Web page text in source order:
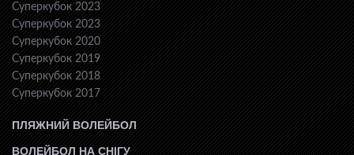
Суперкубок 2023
Суперкубок 2023
Суперкубок 2020
Суперкубок 2019
Суперкубок 2018
Суперкубок 2017
ПЛЯЖНИЙ ВОЛЕЙБОЛ
ВОЛЕЙБОЛ НА СНІГУ